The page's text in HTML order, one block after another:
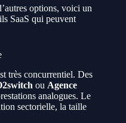
options, voici un
SaaS qui peuvent
très concurrentiel. Des
ou Agence
analogues. Le
sectorielle, la taille